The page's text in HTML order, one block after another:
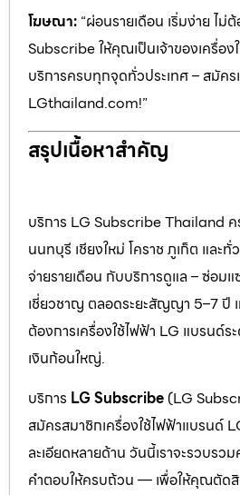
โฆษณา: “ผ่อนรายเดือน เริ่มง่าย ไ
Subscribe ให้คุณเป็นเจ้าของเครื่อง
บริการครบทุกจุดทั่วประเทศ – สมัคร
LGthailand.com!”
สรุปเนื้อหาสำคัญ
บริการ LG Subscribe Thailand
นนทบุรี เชียงใหม่ โคราช ภูเก็ต และทั่
จ่ายรายเดือน กับบริการดูแล – ซ่อม
เชี่ยวชาญ ตลอดระยะสัญญา 5–7 ปี
ต้องการเครื่องใช้ไฟฟ้า LG แบรนด์ร
เงินก้อนใหญ่.
บริการ LG Subscribe(LG
สมัครสมาชิกเครื่องใช้ไฟฟ้าแบรนด์
ละเอียดหลายด้าน วันนี้เราจะรวบร
คำตอบให้ครบถ้วน — เพื่อให้คุณตัดสิ